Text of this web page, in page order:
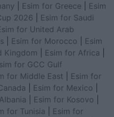
Esim for Greece
Esim
2026
Esim for Saudi
for United Arab
Esim for Morocco
Esim
Kingdom Esim for Africa
for GCC Gulf
for Middle East
Esim for
Esim for Mexico
Esim for Kosovo
for Tunisia
Esim for